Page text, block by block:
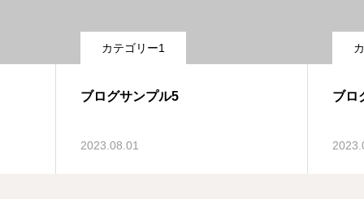
カテゴリー1
ブログサンプル5
2023.08.01
ブロ